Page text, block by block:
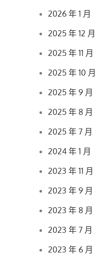
2026 年 1 月
2025 年 12 月
2025 年 11 月
2025 年 10 月
2025 年 9 月
2025 年 8 月
2025 年 7 月
2024 年 1 月
2023 年 11 月
2023 年 9 月
2023 年 8 月
2023 年 7 月
2023 年 6 月